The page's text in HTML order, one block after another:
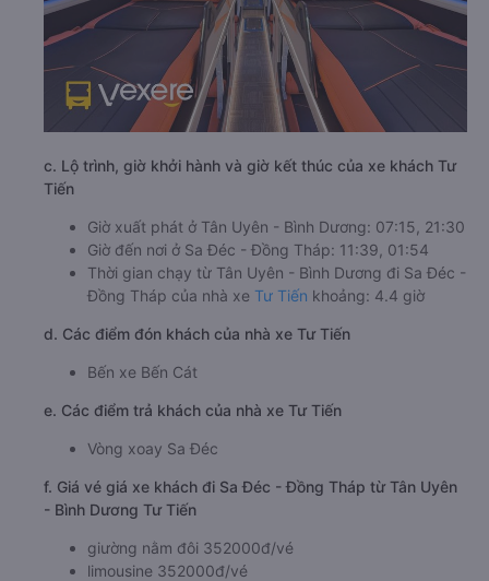
c. Lộ trình, giờ khởi hành và giờ kết thúc của xe khách Tư
Tiến
Giờ xuất phát ở Tân Uyên - Bình Dương: 07:15, 21:30
Giờ đến nơi ở Sa Đéc - Đồng Tháp: 11:39, 01:54
Thời gian chạy từ Tân Uyên - Bình Dương đi Sa Đéc -
Đồng Tháp của nhà xe Tư Tiến khoảng: 4.4 giờ
d. Các điểm đón khách của nhà xe Tư Tiến
Bến xe Bến Cát
e. Các điểm trả khách của nhà xe Tư Tiến
Vòng xoay Sa Đéc
f. Giá vé giá xe khách đi Sa Đéc - Đồng Tháp từ Tân Uyên
- Bình Dương Tư Tiến
giường nằm đôi 352000đ/vé
limousine 352000đ/vé